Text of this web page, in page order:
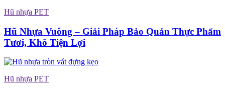
Hũ nhựa PET
Hũ Nhựa Vuông – Giải Pháp Bảo Quản Thực Phẩm
Tươi, Khô Tiện Lợi
Hũ nhựa PET